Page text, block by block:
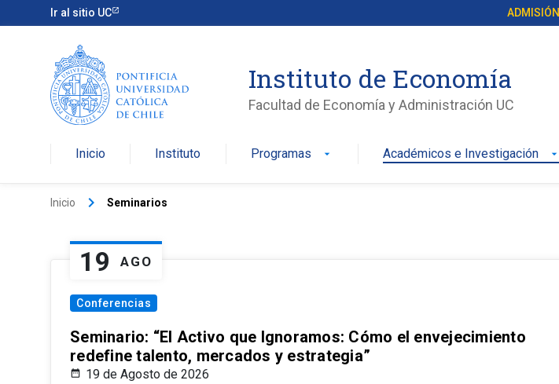
Ir al sitio UC ADMISIÓN
Instituto de Economía
Facultad de Economía y Administración UC
Inicio Instituto Programas arrow_drop_down Académicos e Investigación arrow_drop_down
Inicio keyboard_arrow_right Seminarios
19 AGO
Conferencias
Seminario: “El Activo que Ignoramos: Cómo el envejecimiento
redefine talento, mercados y estrategia”
19 de Agosto de 2026